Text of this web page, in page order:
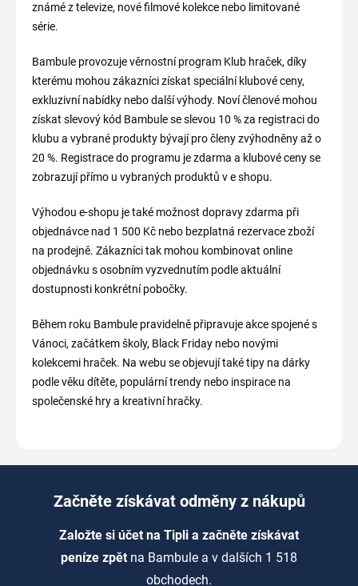
známé z televize, nové filmové kolekce nebo limitované
série.
Bambule provozuje věrnostní program Klub hraček, díky
kterému mohou zákazníci získat speciální klubové ceny,
exkluzivní nabídky nebo další výhody. Noví členové mohou
získat slevový kód Bambule se slevou 10 % za registraci do
klubu a vybrané produkty bývají pro členy zvýhodněny až o
20 %. Registrace do programu je zdarma a klubové ceny se
zobrazují přímo u vybraných produktů v e shopu.
Výhodou e-shopu je také možnost dopravy zdarma při
objednávce nad 1 500 Kč nebo bezplatná rezervace zboží
na prodejně. Zákazníci tak mohou kombinovat online
objednávku s osobním vyzvednutím podle aktuální
dostupnosti konkrétní pobočky.
Během roku Bambule pravidelně připravuje akce spojené s
Vánoci, začátkem školy, Black Friday nebo novými
kolekcemi hraček. Na webu se objevují také tipy na dárky
podle věku dítěte, populární trendy nebo inspirace na
společenské hry a kreativní hračky.
Začněte získávat odměny z nákupů
Založte si účet na Tipli a začněte získávat
peníze zpět na Bambule a v dalších 1 518
obchodech.